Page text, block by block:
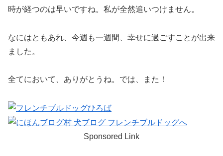
時が経つのは早いですね。私が全然追いつけません。
なにはともあれ、今週も一週間、幸せに過ごすことが出来
ました。
全てにおいて、ありがとうね。では、また！
Sponsored Link